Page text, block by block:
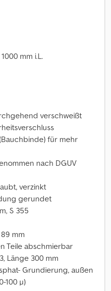
mm i.L.
verschweißt
für mehr
nach DGUV
verzinkt
gerundet
S 355
mm
Teile abschmierbar
Länge 300 mm
Grundierung, außen
100 μ)